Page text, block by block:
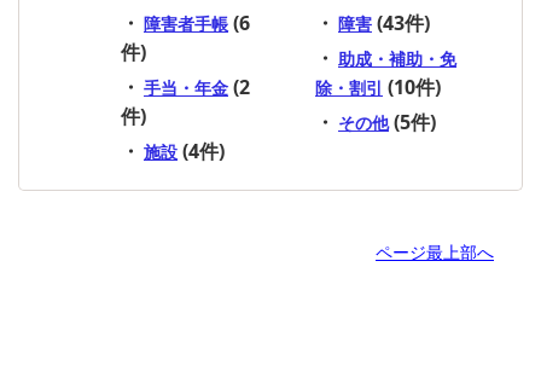
障害者手帳 (6
件)
手当・年金 (2
件)
施設 (4件)
障害 (43件)
助成・補助・免
除・割引
(10件)
その他(5件)
ページ最上部へ